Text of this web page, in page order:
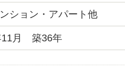
ション・アパート他
11月 築36年